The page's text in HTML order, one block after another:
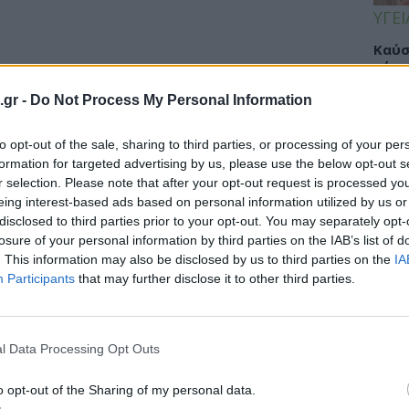
- Do Not Process My Personal Information
opt-out of the sale, sharing to third parties, or processing of your
for targeted advertising by us, please use the below opt-out
selection. Please note that after your opt-out request is processed
interest-based ads based on personal information utilized by us
to third parties prior to your opt-out. You may separately
of your personal information by third parties on the IAB’s list of
This information may also be disclosed by us to third parties on the
Participants that may further disclose it to other third parties.
Data Processing Opt Outs
opt-out of the Sharing of my personal data.
κάνουν «κούρεμα» και 120 δόσεις
παραχώρησε ο πρόεδρος της ΠΟΣΚΕ και
για το θέμα του...